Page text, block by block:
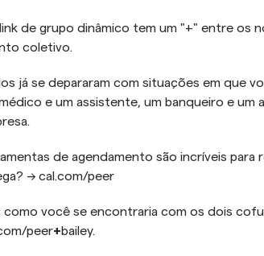
de grupo dinâmico tem um "+" entre os
coletivo.
já se depararam com situações em que
e um assistente, um banqueiro e
de agendamento são incríveis para
→ cal.com/peer
como você se encontraria com os dois
peer+bailey.